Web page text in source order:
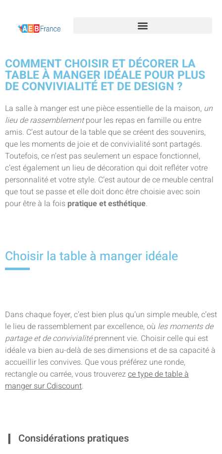
COMMENT CHOISIR ET DÉCORER LA
TABLE À MANGER IDÉALE POUR PLUS
DE CONVIVIALITÉ ET DE DESIGN ?
La salle à manger est une pièce essentielle de la maison, un
lieu de rassemblementpour les repas en famille ou entre
amis. C’est autour de la table que se créent des souvenirs,
que les moments de joie et de convivialité sont partagés.
Toutefois, ce n’est pas seulement un espace fonctionnel,
c’est également un lieu de décoration qui doit refléter votre
personnalité et votre style. C’est autour de ce meuble central
que tout se passe et elle doit donc être choisie avec soin
pour être à la fois pratique et esthétique.
Choisir la table à manger idéale
Dans chaque foyer, c’est bien plus qu’un simple meuble, c’est
le lieu de rassemblement par excellence, où les moments de
partage et de convivialitéprennent vie. Choisir celle qui est
idéale va bien au-delà de ses dimensions et de sa capacité à
accueillir les convives. Que vous préférez une ronde,
rectangle ou carrée, vous trouverezce type de table à
manger sur Cdiscount.
Considérations pratiques